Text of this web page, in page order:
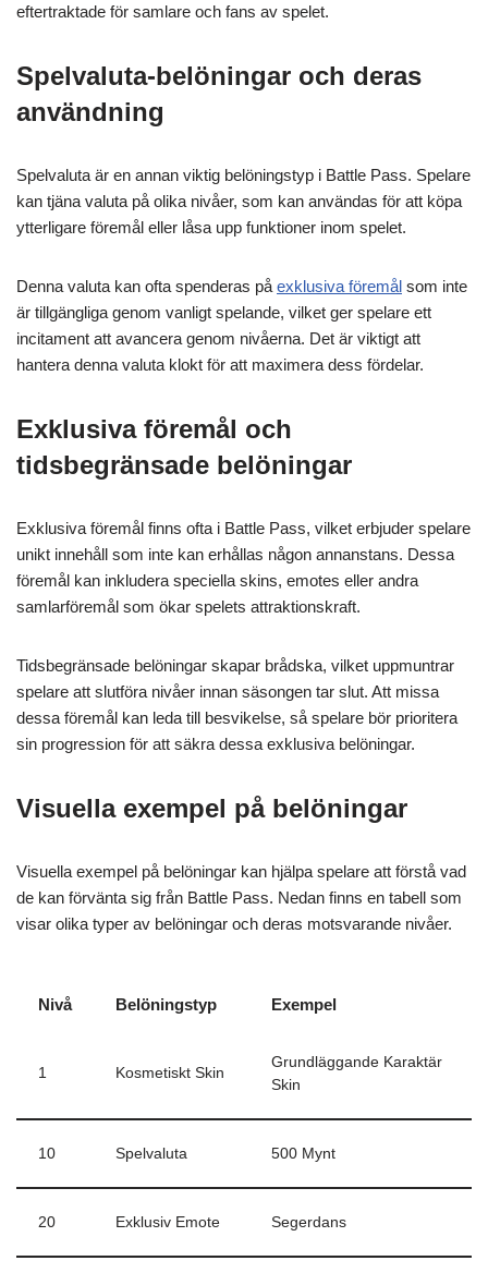
eftertraktade för samlare och fans av spelet.
Spelvaluta-belöningar och deras
användning
Spelvaluta är en annan viktig belöningstyp i Battle Pass. Spelare
kan tjäna valuta på olika nivåer, som kan användas för att köpa
ytterligare föremål eller låsa upp funktioner inom spelet.
Denna valuta kan ofta spenderas på exklusiva föremål som inte
är tillgängliga genom vanligt spelande, vilket ger spelare ett
incitament att avancera genom nivåerna. Det är viktigt att
hantera denna valuta klokt för att maximera dess fördelar.
Exklusiva föremål och
tidsbegränsade belöningar
Exklusiva föremål finns ofta i Battle Pass, vilket erbjuder spelare
unikt innehåll som inte kan erhållas någon annanstans. Dessa
föremål kan inkludera speciella skins, emotes eller andra
samlarföremål som ökar spelets attraktionskraft.
Tidsbegränsade belöningar skapar brådska, vilket uppmuntrar
spelare att slutföra nivåer innan säsongen tar slut. Att missa
dessa föremål kan leda till besvikelse, så spelare bör prioritera
sin progression för att säkra dessa exklusiva belöningar.
Visuella exempel på belöningar
Visuella exempel på belöningar kan hjälpa spelare att förstå vad
de kan förvänta sig från Battle Pass. Nedan finns en tabell som
visar olika typer av belöningar och deras motsvarande nivåer.
Nivå Belöningstyp Exempel
1 Kosmetiskt Skin
Grundläggande Karaktär
Skin
10 Spelvaluta 500 Mynt
20 Exklusiv Emote Segerdans